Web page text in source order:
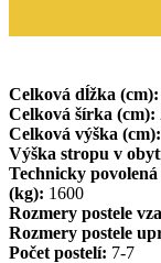
Celková dĺžka (cm):
Celková šírka (cm):
Celková výška (cm):
Výška stropu v
Technicky
(kg): 1600
Rozmery postele
Rozmery postele
Počet postelí: 7-7